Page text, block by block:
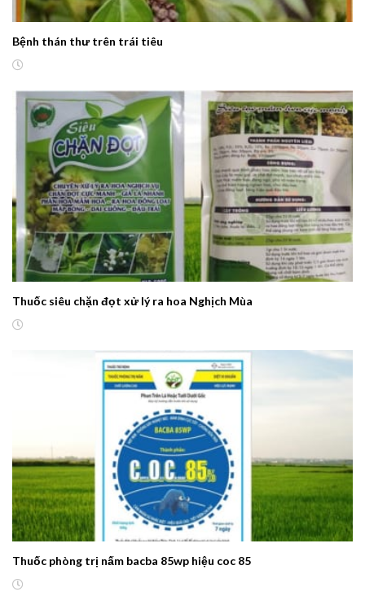
Bệnh thán thư trên trái tiêu
Thuốc siêu chặn đọt xử lý ra hoa Nghịch Mùa
Thuốc phòng trị nấm bacba 85wp hiệu coc 85